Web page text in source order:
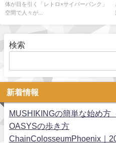
体が目を引く「レトロ×サイバーパンク」
空間で人々が...
検索
新着情報
MUSHIKINGの簡単な始め方
OASYSの歩き方
ChainColosseumPhoenix｜